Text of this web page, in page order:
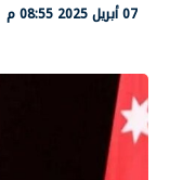
07 أبريل 2025 08:55 م